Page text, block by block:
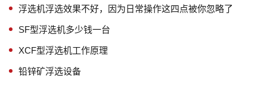
浮选机浮选效果不好，因为日常操作这四点被你忽略了
SF型浮选机多少钱一台
XCF型浮选机工作原理
铅锌矿浮选设备